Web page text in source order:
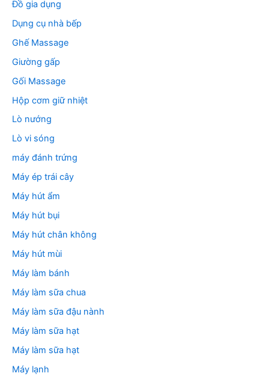
Đồ gia dụng
Dụng cụ nhà bếp
Ghế Massage
Giường gấp
Gối Massage
Hộp cơm giữ nhiệt
Lò nướng
Lò vi sóng
máy đánh trứng
Máy ép trái cây
Máy hút ẩm
Máy hút bụi
Máy hút chân không
Máy hút mùi
Máy làm bánh
Máy làm sữa chua
Máy làm sữa đậu nành
Máy làm sữa hạt
Máy làm sữa hạt
Máy lạnh